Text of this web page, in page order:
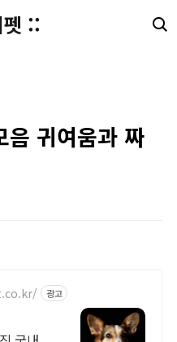
::
음 귀여움과 짜
광고